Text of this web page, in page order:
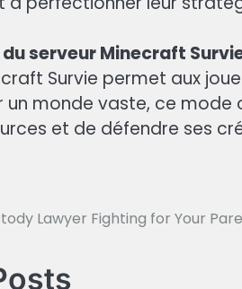
serveur Minecraft
Survie permet aux
monde vaste, ce mode
et de défendre ses
Lawyer Fighting for Your